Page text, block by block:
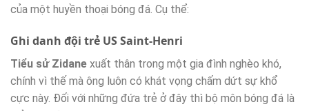
của một huyền thoại bóng đá. Cụ thể:
Ghi danh đội trẻ US Saint-Henri
Tiểu sử Zidane xuất thân trong một gia đình nghèo khó,
chính vì thế mà ông luôn có khát vọng chấm dứt sự khổ
cực này. Đối với những đứa trẻ ở đây thì bộ môn bóng đá là